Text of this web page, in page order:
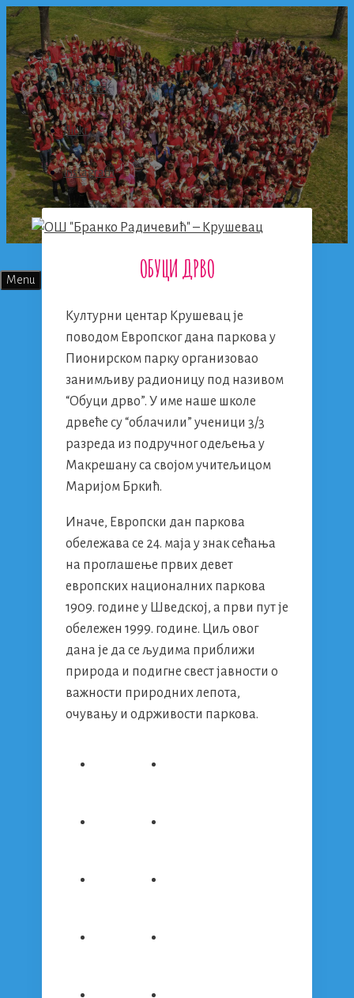
Skip
to
content
facebook
flickr
instagram
Menu ОБУЦИ ДРВО
Културни центар Крушевац је
поводом Европског дана паркова у
Пионирском парку организовао
занимљиву радионицу под називом
“Обуци дрво”. У име наше школе
дрвеће су “облачили” ученици 3/3
разреда из подручног одељења у
Макрешану са својом учитељицом
Маријом Бркић.
Иначе, Европски дан паркова
обележава се 24. маја у знак сећања
на проглашење првих девет
европских националних паркова
1909. године у Шведској, а први пут је
обележен 1999. године. Циљ овог
дана је да се људима приближи
природа и подигне свест јавности о
важности природних лепота,
очувању и одрживости паркова.